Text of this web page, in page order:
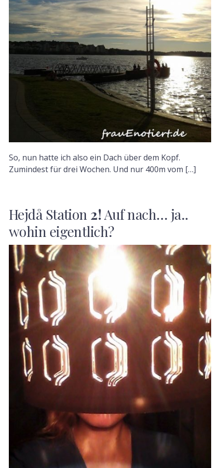
So, nun hatte ich also ein Dach über dem Kopf.
Zumindest für drei Wochen. Und nur 400m vom […]
Hejdå Station 2!Auf nach… ja..
wohin eigentlich?